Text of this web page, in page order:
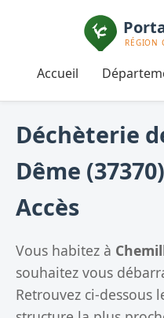
Accueil
Déchèterie
Dême
Accès
Vous habitez à
souhaitez vous
Retrouvez ci-dessous